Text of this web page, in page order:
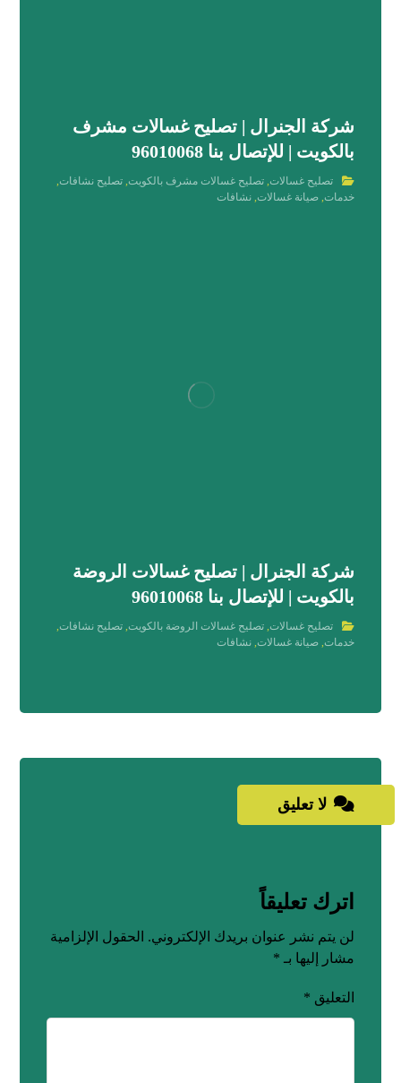
شركة الجنرال | تصليح غسالات مشرف
بالكويت | للإتصال بنا 96010068
تصليح غسالات ,تصليح غسالات مشرف بالكويت ,تصليح نشافات
خدمات ,صيانة غسالات ,نشافات
شركة الجنرال | تصليح غسالات الروضة
بالكويت | للإتصال بنا 96010068
تصليح غسالات ,تصليح غسالات الروضة بالكويت ,تصليح نشافات
خدمات ,صيانة غسالات ,نشافات
لا تعليق
اترك تعليقاً
لن يتم نشر عنوان بريدك الإلكتروني. الحقول الإلزامية
مشار إليها بـ *
التعليق *